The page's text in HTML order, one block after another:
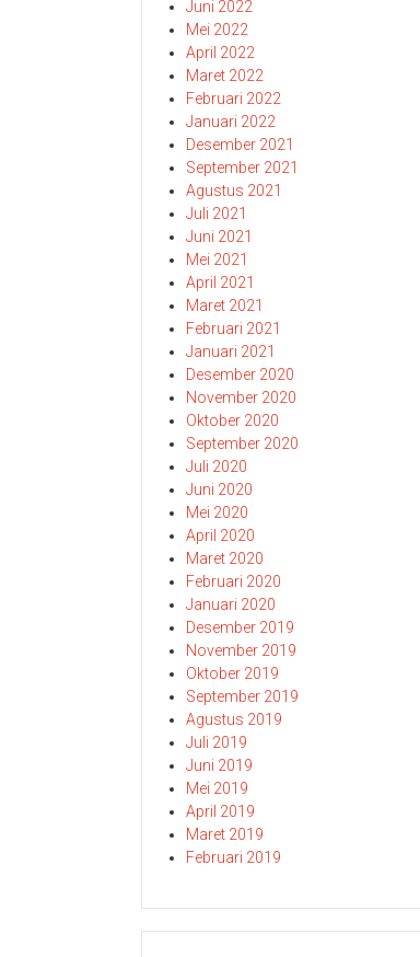
Juni 2022
Mei 2022
April 2022
Maret 2022
Februari 2022
Januari 2022
Desember 2021
September 2021
Agustus 2021
Juli 2021
Juni 2021
Mei 2021
April 2021
Maret 2021
Februari 2021
Januari 2021
Desember 2020
November 2020
Oktober 2020
September 2020
Juli 2020
Juni 2020
Mei 2020
April 2020
Maret 2020
Februari 2020
Januari 2020
Desember 2019
November 2019
Oktober 2019
September 2019
Agustus 2019
Juli 2019
Juni 2019
Mei 2019
April 2019
Maret 2019
Februari 2019